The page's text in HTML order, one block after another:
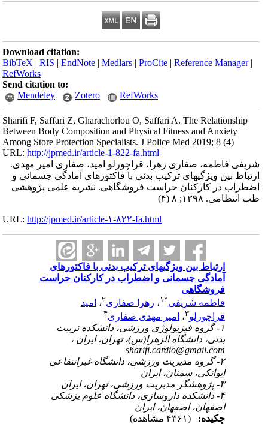
Download citation:
BibTeX |RIS |EndNote |Medlars |ProCite |Reference Manager
RefWorks
Send citation to:
Mendeley
Zotero RefWorks
Sharifi F, Saffari Z, Gharachorlou O, Saffari A. The Relationship
Between Body Composition and Physical Fitness and Anxiety
Among Store Protection Specialists. J Police Med 2019; 8 (4)
URL:http://jpmed.ir/article-1-822-fa.html
شریفی فاطمه، صفاری زهرا، قراچورلو امید، صفاری امیر مهدی.
ارتباط بین ویژگیهای ترکیب بدنی با فاکتورهای آمادگی جسمانی و
اضطراب در کارکنان حراست فروشگاهی. نشریه علمی پژوهشی
طب انتظامی. ۱۳۹۸; ۸ (۴)
URL:http://jpmed.ir/article-۱-۸۲۲-fa.html
ارتباط بین ویژگیهای ترکیب بدنی با فاکتورهای
آمادگی جسمانی و اضطراب در کارکنان حراست
فروشگاهی
فاطمه شریفی
۱،زهرا صفاری۲ ،امید
قراچورلو ،امیر مهدی صفاری
۱- گروه فیزیولوژی ورزشی، دانشکده تربیت
بدنی، دانشگاه الزهرا(س)، تهران، ایران ،
sharifi.cardio@gmail.com
۲- گروه مدیریت ورزشی، دانشگاه غیرانتفاعی
ایوانکی، سمنان، ایران
۳- پژوهشگر مدیریت ورزشی، تهران، ایران
۴- دانشکده داروسازی، دانشگاه علوم پزشکی
اصفهان، اصفهان، ایران
چکیده: